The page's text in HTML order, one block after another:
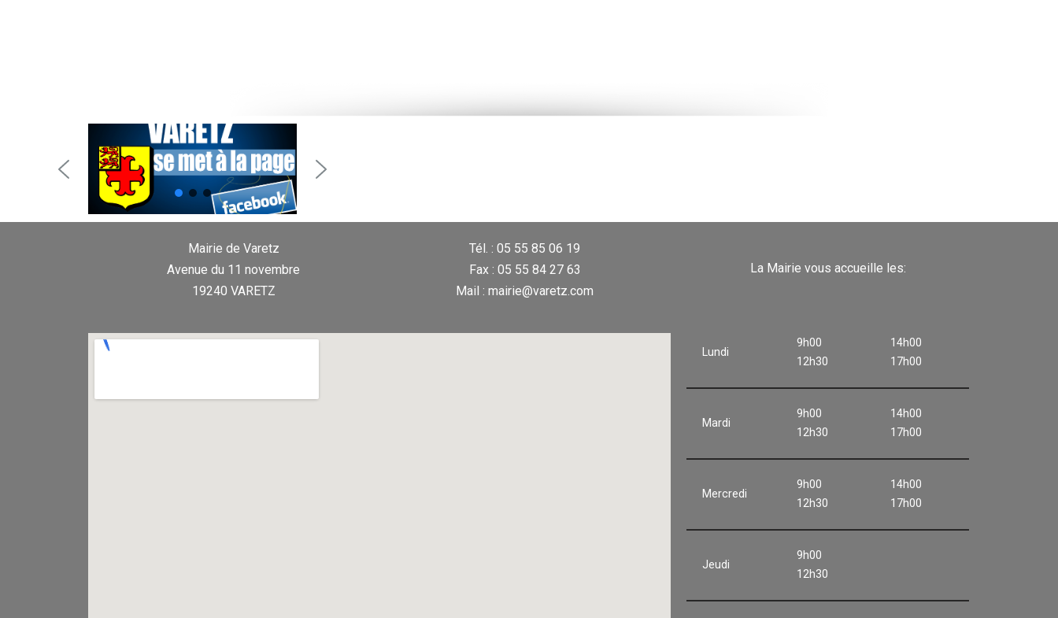
Mairie de Varetz
Avenue du 11 novembre
19240 VARETZ
Tél. : 05 55 85 06 19
Fax : 05 55 84 27 63
Mail : mairie@varetz.com
La Mairie vous accueille les:
Lundi
9h00
12h30
14h00
17h00
Mardi
9h00
12h30
14h00
17h00
Mercredi
9h00
12h30
14h00
17h00
Jeudi
9h00
12h30